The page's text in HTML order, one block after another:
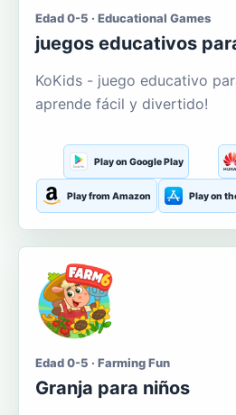
Edad 0-5 · Educational Games
juegos educativos
KoKids - juego educativo
aprende fácil y divertido!
Play on Google Play
Play from Amazon Play on
Edad 0-5 · Farming Fun
Granja para niños